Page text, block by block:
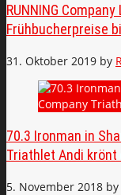
RUNNING
Frühbucherpreise
31. Oktober 2019 by
70.3 Ironman in
Triathlet Andi
5. November 2018 by